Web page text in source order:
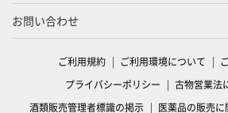
お問い合わせ
ご利用規約 ご利用環境について
プライバシーポリシー
古物営業法
酒類販売管理者標識の掲示
医薬品の販売